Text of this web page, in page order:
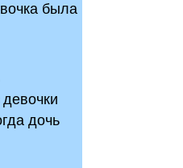
была
дочь